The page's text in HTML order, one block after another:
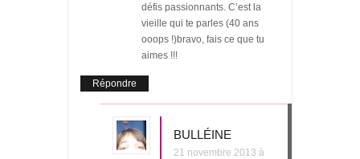
défis passionnants. C’est la
vieille qui te parles (40 ans
ooops !)bravo, fais ce que tu
aimes !!!
Répondre
BULLÉINE
21 novembre 2013 à